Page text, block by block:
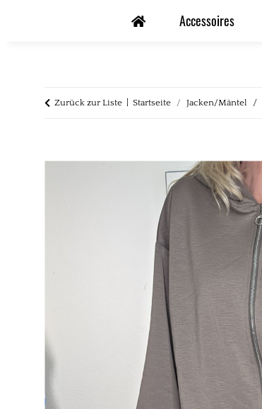
Accessoires
Zurück zur Liste Startseite Jacken/Mäntel